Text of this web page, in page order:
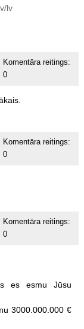
lv
Komentāra reitings:
0
Komentāra reitings:
0
Komentāra reitings:
0
es esmu
Jūsu
3000.000.000 €